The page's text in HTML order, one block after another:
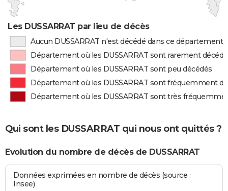
Les DUSSARRAT par lieu de décès
Aucun DUSSARRAT n'est décédé dans ce département
Département où les DUSSARRAT sont rarement
Département où les DUSSARRAT sont peu décédés
Département où les DUSSARRAT sont fréquemment
Département où les DUSSARRAT sont très
Qui sont les DUSSARRAT qui nous ont quittés ?
Evolution du nombre de décès de DUSSARRAT
Données exprimées en nombre de décès (source :
Insee)